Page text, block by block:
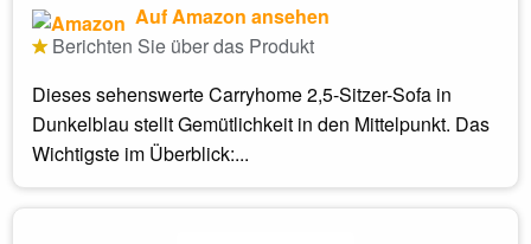
Auf Amazon ansehen
Berichten Sie über das Produkt
Dieses sehenswerte Carryhome 2,5-Sitzer-Sofa in
Dunkelblau stellt Gemütlichkeit in den Mittelpunkt. Das
Wichtigste im Überblick:...